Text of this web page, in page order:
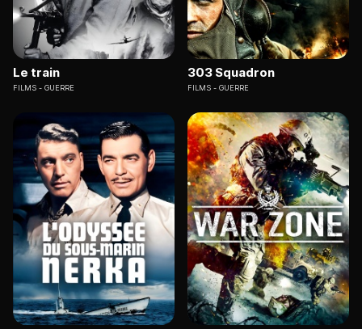
Le train
FILMS GUERRE
303 Squadron
FILMS GUERRE